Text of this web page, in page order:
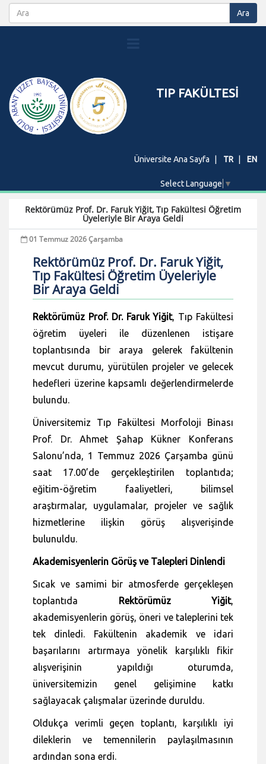
TIP FAKÜLTESİ
Üniversite Ana Sayfa TR EN
Select Language ▼
Rektörümüz Prof. Dr. Faruk Yiğit, Tıp Fakültesi Öğretim
Üyeleriyle Bir Araya Geldi
01 Temmuz 2026 Çarşamba
Rektörümüz Prof. Dr. Faruk Yiğit,
Tıp Fakültesi Öğretim Üyeleriyle
Bir Araya Geldi
Rektörümüz Prof. Dr. Faruk Yiğit, Tıp Fakültesi
öğretim üyeleri ile düzenlenen istişare
toplantısında bir araya gelerek fakültenin
mevcut durumu, yürütülen projeler ve gelecek
hedefleri üzerine kapsamlı değerlendirmelerde
bulundu.
Üniversitemiz Tıp Fakültesi Morfoloji Binası
Prof. Dr. Ahmet Şahap Kükner Konferans
Salonu’nda, 1 Temmuz 2026 Çarşamba günü
saat 17.00’de gerçekleştirilen toplantıda;
eğitim-öğretim faaliyetleri, bilimsel
araştırmalar, uygulamalar, projeler ve sağlık
hizmetlerine ilişkin görüş alışverişinde
bulunuldu.
Akademisyenlerin Görüş ve Talepleri Dinlendi
Sıcak ve samimi bir atmosferde gerçekleşen
toplantıda Rektörümüz Yiğit,
akademisyenlerin görüş, öneri ve taleplerini tek
tek dinledi. Fakültenin akademik ve idari
başarılarını artırmaya yönelik karşılıklı fikir
alışverişinin yapıldığı oturumda,
üniversitemizin genel gelişimine katkı
sağlayacak çalışmalar üzerinde duruldu.
Oldukça verimli geçen toplantı, karşılıklı iyi
dileklerin ve temennilerin paylaşılmasının
ardından sona erdi.